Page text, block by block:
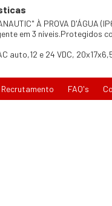
À PROVA D'ÁGUA
em 3 níveis.Protegidos
auto,12 e 24 VDC,
Recrutamento FAQ's